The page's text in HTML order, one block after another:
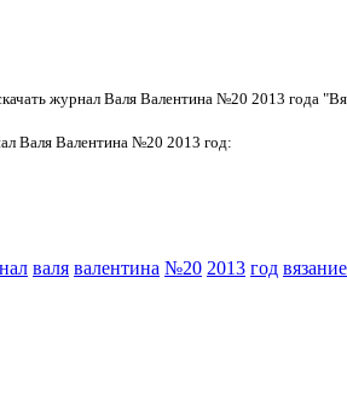
журнал Валя Валентина №20 2013 года
Валя Валентина №20 2013 год:
валя валентина №20 2013 год вязание